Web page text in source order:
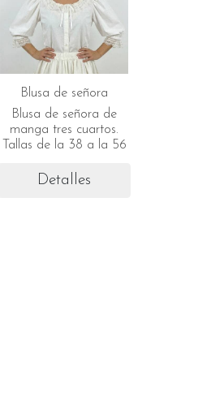
Blusa de señora
Blusa de señora de
manga tres cuartos.
Tallas de la 38 a la 56
Detalles